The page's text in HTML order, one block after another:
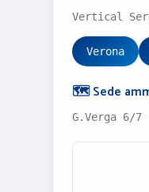
Vertical
Verona
🗺️ Sede
G.Verga 6/